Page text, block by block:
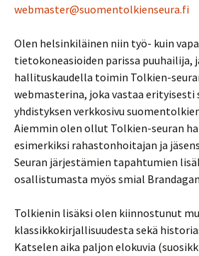
webmaster@suomentolkienseura.fi
Olen helsinkiläinen niin työ- kuin
tietokoneasioiden parissa puuhailija,
hallituskaudella toimin Tolkien-
webmasterina, joka vastaa
yhdistyksen verkkosivu
Aiemmin olen ollut Tolkien-seuran
esimerkiksi rahastonhoitajan ja
Seuran järjestämien tapahtumien
osallistumasta myös smial
Tolkienin lisäksi olen kiinnostunut
klassikkokirjallisuudesta sekä
Katselen aika paljon elokuvia